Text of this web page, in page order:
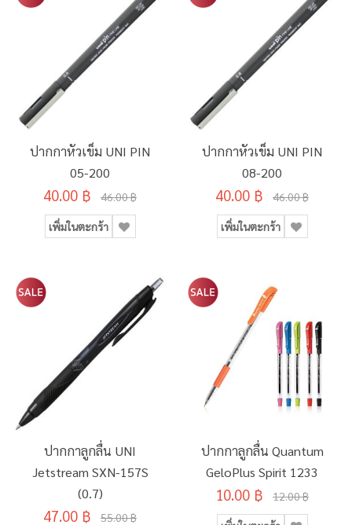
ปากกาหัวเข็ม UNI PIN
05-200
40.00 ฿ 46.00 ฿
เพิ่มในตะกร้า
ปากกาหัวเข็ม UNI PIN
08-200
40.00 ฿ 46.00 ฿
เพิ่มในตะกร้า
ปากกาลูกลื่น UNI
Jetstream SXN-157S
(0.7)
47.00 ฿ 55.00 ฿
ปากกาลูกลื่น Quantum
GeloPlus Spirit 1233
10.00 ฿ 12.00 ฿